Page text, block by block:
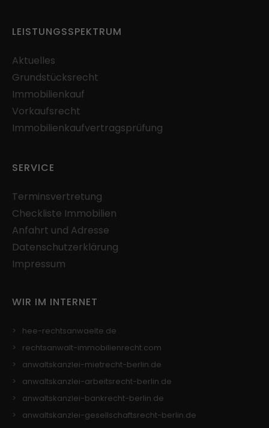
LEISTUNGSSPEKTRUM
Aktuelles
Grundstücksrecht
Immobilienkauf
Vorkaufsrecht
Immobilienkaufvertragsprüfung
SERVICE
Terminsvertretung
Checkliste Immobilien
Anfahrt und Adresse
Datenschutzerklärung
Impressum
WIR IM INTERNET
hee-rechtsanwaelte.de
rechtsanwalt-immobilienrecht.com
anwaltskanzlei-mietrecht-berlin.de
anwaltskanzlei-arbeitsrecht-berlin.de
anwaltskanzlei-bankrecht-berlin.de
anwaltskanzlei-gesellschaftsrecht-berlin.de